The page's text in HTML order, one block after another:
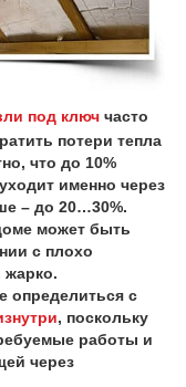
под ключ часто
потери тепла
что до 10%
именно через
– до 20…30%.
может быть
с плохо
жарко.
определиться с
, поскольку
работы и
через